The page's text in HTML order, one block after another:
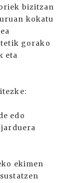
bizitzan
kokatu
gorako
eta
edo
ekimen